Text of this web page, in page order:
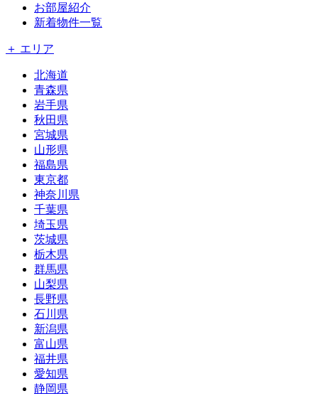
お部屋紹介
新着物件一覧
＋ エリア
北海道
青森県
岩手県
秋田県
宮城県
山形県
福島県
東京都
神奈川県
千葉県
埼玉県
茨城県
栃木県
群馬県
山梨県
長野県
石川県
新潟県
富山県
福井県
愛知県
静岡県